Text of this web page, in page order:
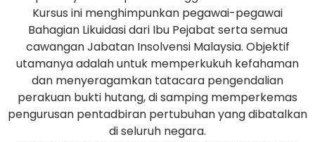
Kursus ini menghimpunkan pegawai-pegawai
Bahagian Likuidasi dari Ibu Pejabat serta semua
cawangan Jabatan Insolvensi Malaysia. Objektif
utamanya adalah untuk memperkukuh kefahaman
dan menyeragamkan tatacara pengendalian
perakuan bukti hutang, di samping memperkemas
pengurusan pentadbiran pertubuhan yang dibatalkan
di seluruh negara.